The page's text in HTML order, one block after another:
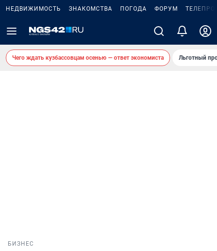
НЕДВИЖИМОСТЬ ЗНАКОМСТВА ПОГОДА ФОРУМ
Чего ждать кузбассовцам осенью — ответ экономиста Льготный
БИЗНЕС